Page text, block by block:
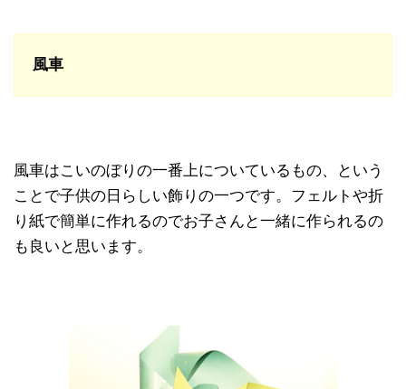
風車
風車はこいのぼりの一番上についているもの、という
ことで子供の日らしい飾りの一つです。フェルトや折
り紙で簡単に作れるのでお子さんと一緒に作られるの
も良いと思います。